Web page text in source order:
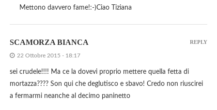
Mettono davvero fame!:-)Ciao Tiziana
SCAMORZA BIANCA
22 Ottobre 2015 - 18:17
sei crudele!!!! Ma ce la dovevi proprio mettere quella fetta di
mortazza???? Son qui che deglutisco e sbavo! Credo non riuscirei
a fermarmi neanche al decimo paninetto
REPLY